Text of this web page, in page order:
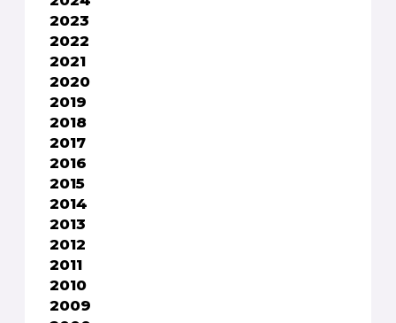
2023
2022
2021
2020
2019
2018
2017
2016
2015
2014
2013
2012
2011
2010
2009